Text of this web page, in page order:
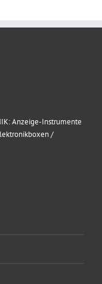
Anzeige-Instrumente
/